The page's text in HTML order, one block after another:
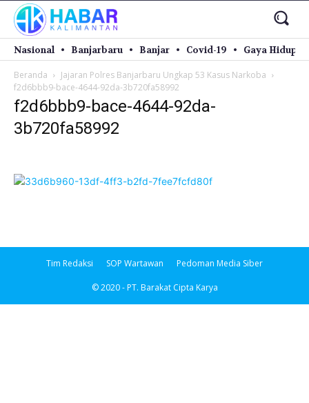
Nasional Banjarbaru Banjar Covid-19 Gaya Hidup
Beranda
Jajaran Polres Banjarbaru Ungkap 53 Kasus Narkoba
f2d6bbb9-bace-4644-92da-3b720fa58992
f2d6bbb9-bace-4644-92da-
3b720fa58992
Tim Redaksi SOP Wartawan Pedoman Media Siber
© 2020 - PT. Barakat Cipta Karya